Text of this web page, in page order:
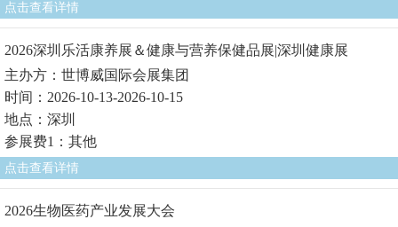
点击查看详情
2026深圳乐活康养展＆健康与营养保健品展|深圳健康展
主办方：世博威国际会展集团
时间：2026-10-13-2026-10-15
地点：深圳
参展费1：其他
点击查看详情
2026生物医药产业发展大会